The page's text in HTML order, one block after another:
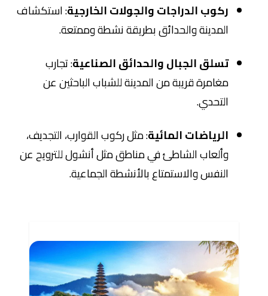
ركوب الدراجات والجولات الخارجية: استكشاف
المدينة والحدائق بطريقة نشطة وممتعة.
تسلق الجبال والحدائق الصناعية: تجارب
مغامرة قريبة من المدينة للشباب الباحثين عن
التحدي.
الرياضات المائية: مثل ركوب القوارب، التجديف،
وألعاب الشاطئ في مناطق مثل أنشول للترويح عن
النفس والاستمتاع بالأنشطة الجماعية.